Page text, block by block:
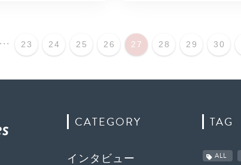
... 23 24 25 26 27 28 29 30
CATEGORY
インタビュー
TAG
ALL